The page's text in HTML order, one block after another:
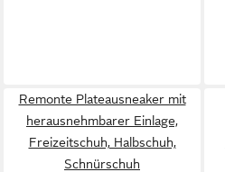
Remonte Plateausneaker mit
herausnehmbarer Einlage,
Freizeitschuh, Halbschuh,
Schnürschuh